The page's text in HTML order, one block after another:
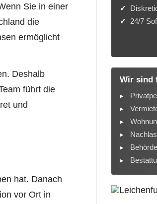
Sie in einer
die
ermöglicht
Deshalb
führt die
und
hat. Danach
vor Ort in
24/7
Wir sind